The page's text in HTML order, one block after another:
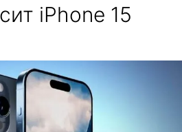
iPhone 15